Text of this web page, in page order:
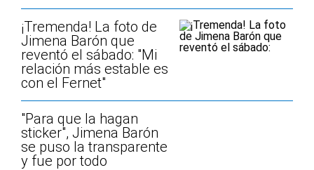
¡Tremenda! La foto de
Jimena Barón que
reventó el sábado: "Mi
relación más estable es
con el Fernet"
"Para que la hagan
sticker", Jimena Barón
se puso la transparente
y fue por todo